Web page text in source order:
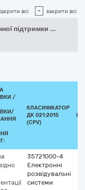
всі - закрити всі
підтримки ...
/
КЛАСИФІКАТОР
ДК 021:2015
(CPV)
35721000-4
Електронні
розвідувальні
системи